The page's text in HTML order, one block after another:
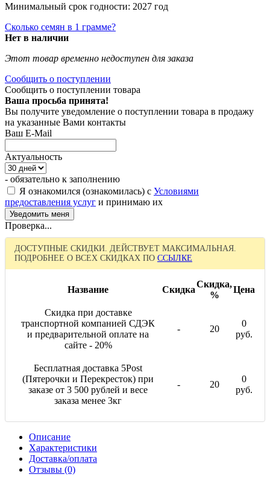
Минимальный срок годности: 2027 год
Сколько семян в 1 грамме?
Нет в наличии
Этот товар временно недоступен для заказа
Сообщить о поступлении
Сообщить о поступлении товара
Ваша просьба принята!
Вы получите уведомление о поступлении товара в продажу
на указанные Вами контакты
Ваш E-Mail
Актуальность
- обязательно к заполнению
Я ознакомился (ознакомилась) с Условиями
предоставления услуг и принимаю их
Проверка...
ДОСТУПНЫЕ СКИДКИ. ДЕЙСТВУЕТ МАКСИМАЛЬНАЯ.
ПОДРОБНЕЕ О ВСЕХ СКИДКАХ ПО ССЫЛКЕ
Название Скидка
Скидка,
%
Цена
Скидка при доставке
транспортной компанией СДЭК
и предварительной оплате на
сайте - 20%
- 20
0
руб.
Бесплатная доставка 5Post
(Пятерочки и Перекресток) при
заказе от 3 500 рублей и весе
заказа менее 3кг
- 20
0
руб.
Описание
Характеристики
Доставка/оплата
Отзывы (0)